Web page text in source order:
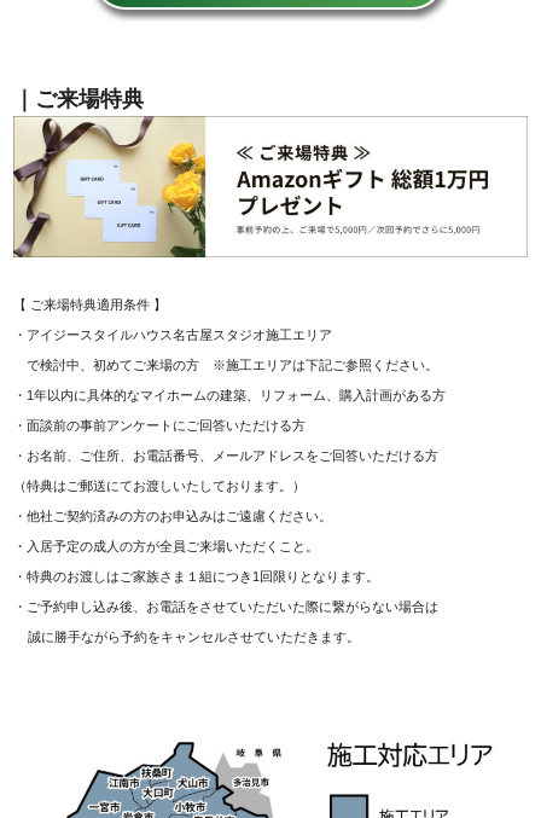
｜ご来場特典
【 ご来場特典適用条件 】
・アイジースタイルハウス名古屋スタジオ施工エリア
で検討中、初めてご来場の方 ※施工エリアは下記ご参照ください。
・1年以内に具体的なマイホームの建築、リフォーム、購入計画がある方
・面談前の事前アンケートにご回答いただける方
・お名前、ご住所、お電話番号、メールアドレスをご回答いただける方
（特典はご郵送にてお渡しいたしております。）
・他社ご契約済みの方のお申込みはご遠慮ください。
・入居予定の成人の方が全員ご来場いただくこと。
・特典のお渡しはご家族さま１組につき1回限りとなります。
・ご予約申し込み後、お電話をさせていただいた際に繋がらない場合は
誠に勝手ながら予約をキャンセルさせていただきます。